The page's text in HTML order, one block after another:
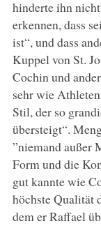
hinderte ihn
erkennen, dass
ist“, und dass
Kuppel von St.
Cochin und
sehr wie
Stil, der so
übersteigt“.
”niemand außer
Form und die
gut kannte wie
höchste Qualität
dem er Raffael